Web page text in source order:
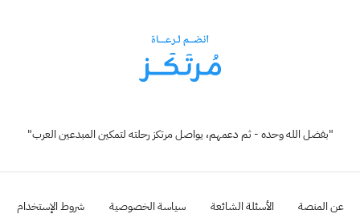
"بفضل الله وحده - ثم دعمهم، يواصل مرتكز رحلته لتمكين المبدعين العرب"
عن المنصة الأسئلة الشائعة سياسة الخصوصية شروط الإستخدام